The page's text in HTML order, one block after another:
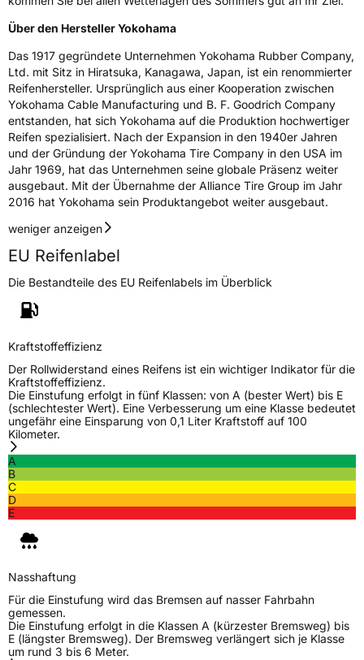
Über den Hersteller Yokohama
Das 1917 gegründete Unternehmen Yokohama Rubber Company,
Ltd. mit Sitz in Hiratsuka, Kanagawa, Japan, ist ein renommierter
Reifenhersteller. Ursprünglich aus einer Kooperation zwischen
Yokohama Cable Manufacturing und B. F. Goodrich Company
entstanden, hat sich Yokohama auf die Produktion hochwertiger
Reifen spezialisiert. Nach der Expansion in den 1940er Jahren
und der Gründung der Yokohama Tire Company in den USA im
Jahr 1969, hat das Unternehmen seine globale Präsenz weiter
ausgebaut. Mit der Übernahme der Alliance Tire Group im Jahr
2016 hat Yokohama sein Produktangebot weiter ausgebaut.
weniger anzeigen
EU Reifenlabel
Die Bestandteile des EU Reifenlabels im Überblick
Kraftstoffeffizienz
Der Rollwiderstand eines Reifens ist ein wichtiger Indikator für die
Kraftstoffeffizienz.
Die Einstufung erfolgt in fünf Klassen: von A (bester Wert) bis E
(schlechtester Wert). Eine Verbesserung um eine Klasse bedeutet
ungefähr eine Einsparung von 0,1 Liter Kraftstoff auf 100
Kilometer.
A
B
C
D
E
Nasshaftung
Für die Einstufung wird das Bremsen auf nasser Fahrbahn
gemessen.
Die Einstufung erfolgt in die Klassen A (kürzester Bremsweg) bis
E (längster Bremsweg). Der Bremsweg verlängert sich je Klasse
um rund 3 bis 6 Meter.